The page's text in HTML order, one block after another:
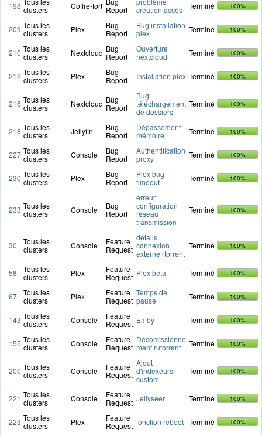
198 clusters
Coffre-fort Report
création accès
Terminé 100%
209 Tous les
clusters
Plex
Bug
Report
Bug installation
plex
Terminé 100%
210 Tous les
clusters
Nextcloud Bug
Report
Ouverture
nextcloud
Terminé 100%
212 Tous les
clusters
Plex
Bug
Report
Installation plex Terminé 100%
216 Tous les
clusters
Nextcloud Bug
Report
Bug
téléchargement
de dossiers
Terminé 100%
218 Tous les
clusters
Jellyfin
Bug
Report
Dépassement
mémoire
Terminé 100%
227 Tous les
clusters
Console
Bug
Report
Authentification
proxy
Terminé 100%
230 Tous les
clusters
Plex
Bug
Report
Plex bug
timeout
Terminé 100%
233 Tous les
clusters
Console
Bug
Report
erreur
configuration
réseau
transmission
Terminé 100%
30
Tous les
clusters
Console
Feature
Request
détails
connexion
externe rtorrent
Terminé 100%
58
Tous les
clusters
Plex
Feature
Request Plex beta Terminé 100%
67
Tous les
clusters
Plex
Feature
Request
Temps de
pause
Terminé 100%
143 Tous les
clusters
Console
Feature
Request Emby Terminé 100%
155 Tous les
clusters
Console
Feature
Request
Décomissionne
ment rutorrent
Terminé 100%
200 Tous les
clusters
Console
Feature
Request
Ajout
d'indexeurs
custom
Terminé 100%
221 Tous les
clusters
Console
Feature
Request Jellyseer Terminé 100%
223 Tous les
clusters
Plex
Feature
Request fonction reboot Terminé 100%